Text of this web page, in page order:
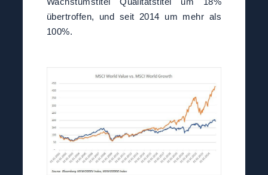
Wachstumstitel Qualitätstitel um 18%
übertroffen, und seit 2014 um mehr als
100%.